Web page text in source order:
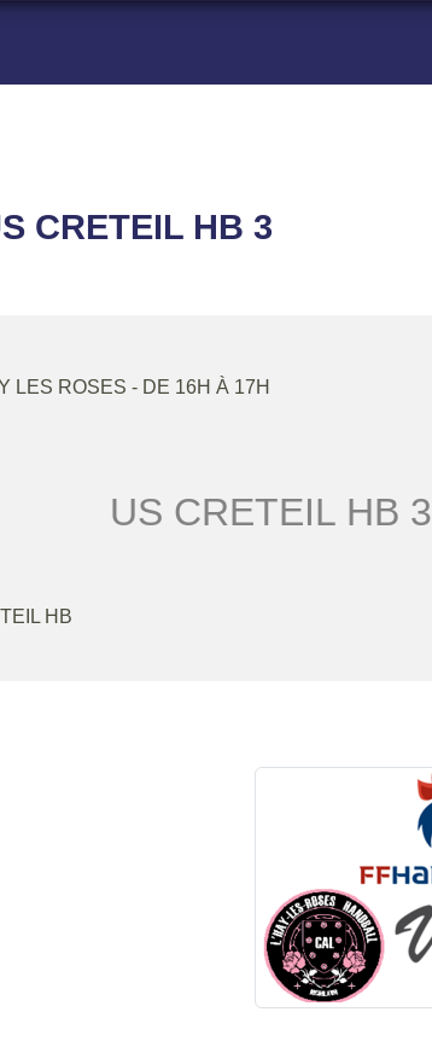
CRETEIL HB 3
LES ROSES - DE 16H À 17H
US CRETEIL HB 3
HB